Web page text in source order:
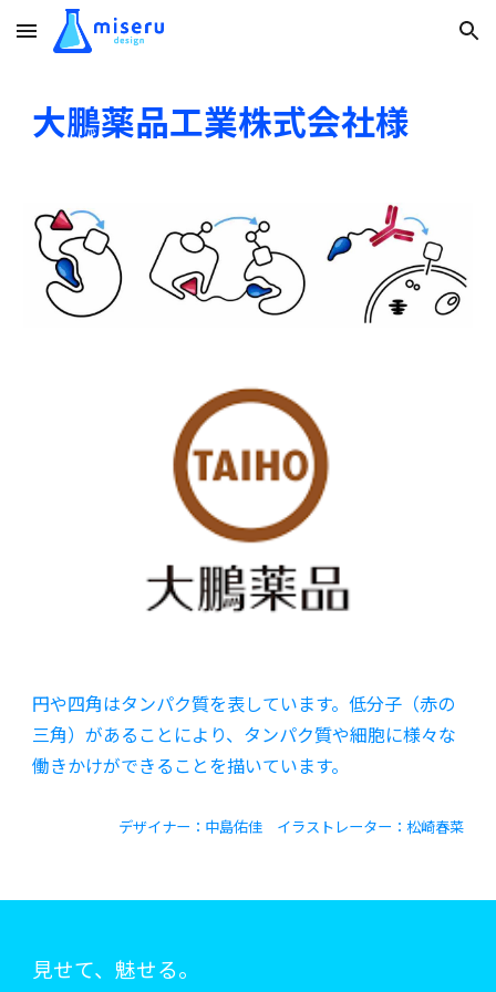
Skip to main content Skip to navigation
大鵬薬品工業株式会社様
円や四角はタンパク質を表しています。低分子（赤の
三角）があることにより、タンパク質や細胞に様々な
働きかけができることを描いています。
デザイナー： 中島佑佳イラストレーター： 松崎春菜
見せて、魅せる。